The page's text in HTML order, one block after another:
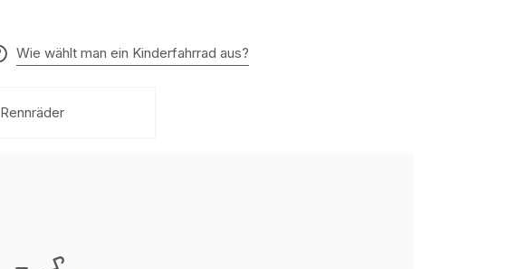
Wie wählt man ein Kinderfahrrad aus?
Rennräder